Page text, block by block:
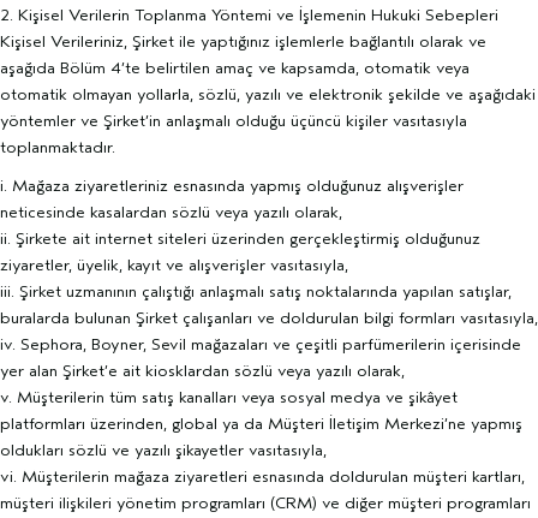
2. Kişisel Verilerin Toplanma Yöntemi ve İşlemenin Hukuki Sebepleri
Kişisel Verileriniz, Şirket ile yaptığınız işlemlerle bağlantılı olarak ve
aşağıda Bölüm 4’te belirtilen amaç ve kapsamda, otomatik veya
otomatik olmayan yollarla, sözlü, yazılı ve elektronik şekilde ve aşağıdaki
yöntemler ve Şirket’in anlaşmalı olduğu üçüncü kişiler vasıtasıyla
toplanmaktadır.
i. Mağaza ziyaretleriniz esnasında yapmış olduğunuz alışverişler
neticesinde kasalardan sözlü veya yazılı olarak,
ii. Şirkete ait internet siteleri üzerinden gerçekleştirmiş olduğunuz
ziyaretler, üyelik, kayıt ve alışverişler vasıtasıyla,
iii. Şirket uzmanının çalıştığı anlaşmalı satış noktalarında yapılan satışlar,
buralarda bulunan Şirket çalışanları ve doldurulan bilgi formları vasıtasıyla,
iv. Sephora, Boyner, Sevil mağazaları ve çeşitli parfümerilerin içerisinde
yer alan Şirket’e ait kiosklardan sözlü veya yazılı olarak,
v. Müşterilerin tüm satış kanalları veya sosyal medya ve şikâyet
platformları üzerinden, global ya da Müşteri İletişim Merkezi’ne yapmış
oldukları sözlü ve yazılı şikayetler vasıtasıyla,
vi. Müşterilerin mağaza ziyaretleri esnasında doldurulan müşteri kartları,
müşteri ilişkileri yönetim programları (CRM) ve diğer müşteri programları